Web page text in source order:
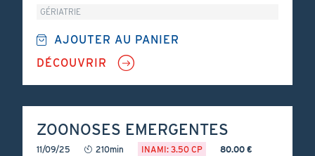
GÉRIATRIE
AJOUTER AU PANIER
DÉCOUVRIR
ZOONOSES EMERGENTES
11/09/25 210min INAMI: 3.50 CP 80.00 €